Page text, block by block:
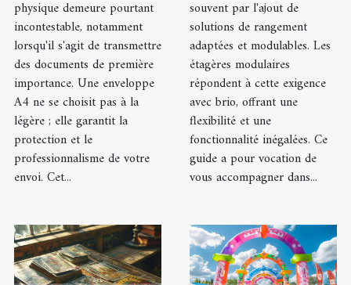
physique demeure pourtant
incontestable, notamment
lorsqu'il s'agit de transmettre
des documents de première
importance. Une enveloppe
A4 ne se choisit pas à la
légère ; elle garantit la
protection et le
professionnalisme de votre
envoi. Cet...
souvent par l'ajout de
solutions de rangement
adaptées et modulables. Les
étagères modulaires
répondent à cette exigence
avec brio, offrant une
flexibilité et une
fonctionnalité inégalées. Ce
guide a pour vocation de
vous accompagner dans...